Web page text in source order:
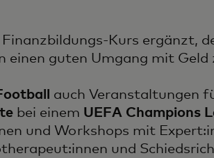
Kurs ergänzt,
einen guten Umgang mit
auch Veranstaltungen
bei einem UEFA Champions
und Workshops mit
und